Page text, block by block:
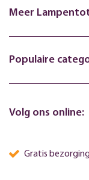
Meer
Populaire
Volg ons online:
Gratis